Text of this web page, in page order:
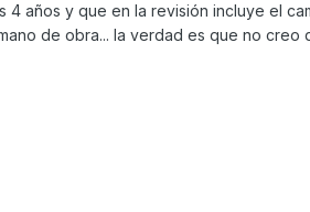
4 años y que en la revisión incluye el
de obra... la verdad es que no creo